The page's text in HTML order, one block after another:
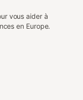
vous aider à
en Europe.